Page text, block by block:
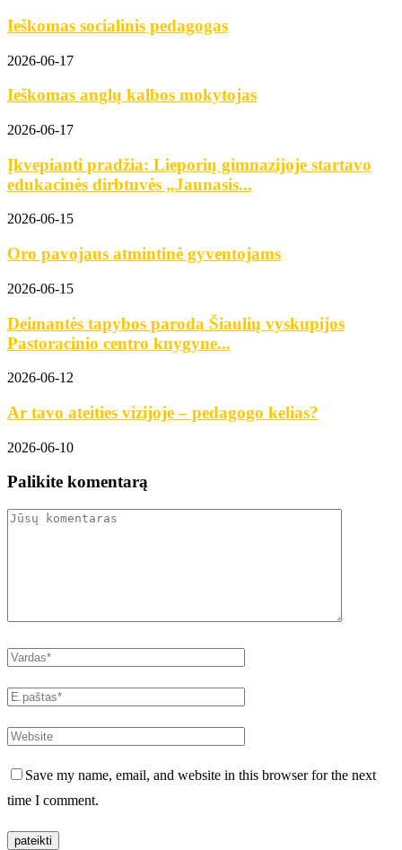
Ieškomas socialinis pedagogas
2026-06-17
Ieškomas anglų kalbos mokytojas
2026-06-17
Įkvepianti pradžia: Lieporių gimnazijoje startavo
edukacinės dirbtuvės „Jaunasis...
2026-06-15
Oro pavojaus atmintinė gyventojams
2026-06-15
Deimantės tapybos paroda Šiaulių vyskupijos
Pastoracinio centro knygyne...
2026-06-12
Ar tavo ateities vizijoje – pedagogo kelias?
2026-06-10
Palikite komentarą
Save my name, email, and website in this browser for the next
time I comment.